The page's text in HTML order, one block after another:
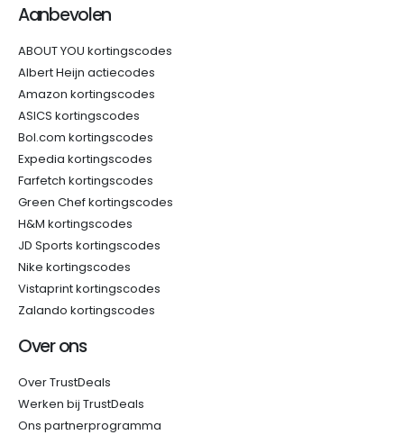
Aanbevolen
ABOUT YOU kortingscodes
Albert Heijn actiecodes
Amazon kortingscodes
ASICS kortingscodes
Bol.com kortingscodes
Expedia kortingscodes
Farfetch kortingscodes
Green Chef kortingscodes
H&M kortingscodes
JD Sports kortingscodes
Nike kortingscodes
Vistaprint kortingscodes
Zalando kortingscodes
Over ons
Over TrustDeals
Werken bij TrustDeals
Ons partnerprogramma